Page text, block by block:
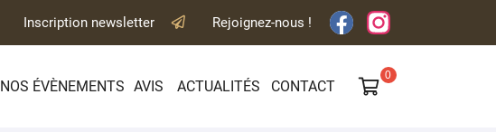
Inscription newsletter Rejoignez-nous !
NOS ÉVÈNEMENTS AVIS ACTUALITÉS CONTACT 